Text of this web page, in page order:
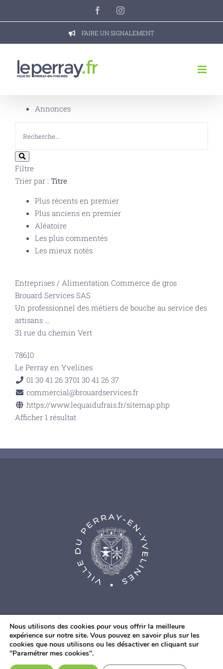
FacebookInstagram
FAIRE UN SIGNALEMENT
Annonces
Filtre
Trier par : Titre
Plus récents en premier
Plus anciens en premier
Aléatoire
Les plus commentés
Les mieux notés
Entreprises / Alimentation Commerce de gros
Brouard Services SAS
Un professionnel des métiers de bouche au service des
artisans ...
31 rue du chemin Vert
78610
Le Perray en Yvelines
01 30 41 26 3701 30 41 26 37
commercial@brouardservices.fr
https://www.lequaidufrais.fr/sitemap.php
Afficher 1 résultat
© Agence Web Fidesio|Mentions légales|Politique de
confidentialité|Contacts
Nous utilisons des cookies pour vous offrir la meilleure
expérience sur notre site. Vous pouvez en savoir plus sur les
cookies que nous utilisons ou les désactiver en cliquant sur
"Paramétrer mes cookies".